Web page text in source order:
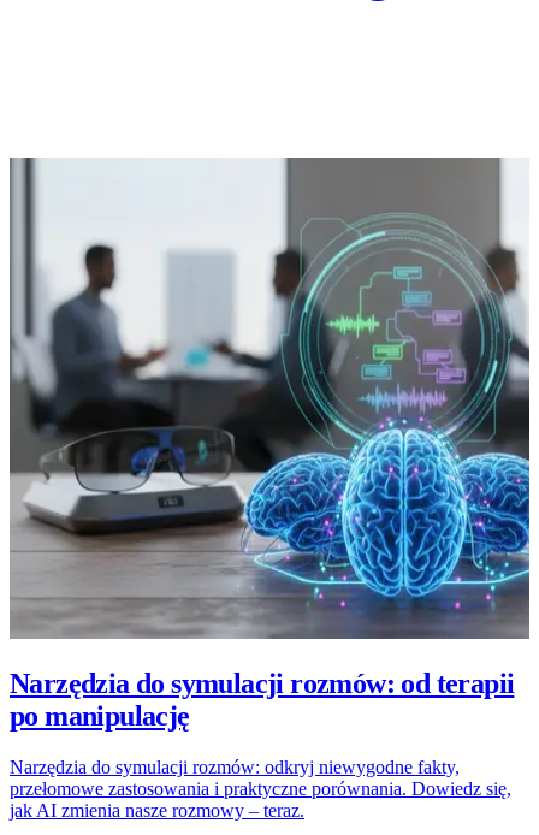
Narzędzia do symulacji rozmów: od terapii
po manipulację
Narzędzia do symulacji rozmów: odkryj niewygodne fakty,
przełomowe zastosowania i praktyczne porównania. Dowiedz się,
jak AI zmienia nasze rozmowy – teraz.